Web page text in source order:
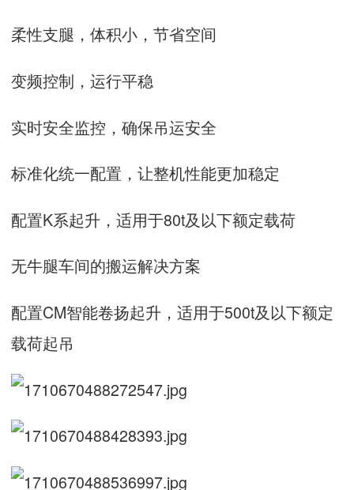
柔性支腿，体积小，节省空间
变频控制，运行平稳
实时安全监控，确保吊运安全
标准化统一配置，让整机性能更加稳定
配置K系起升，适用于80t及以下额定载荷
无牛腿车间的搬运解决方案
配置CM智能卷扬起升，适用于500t及以下额定
载荷起吊